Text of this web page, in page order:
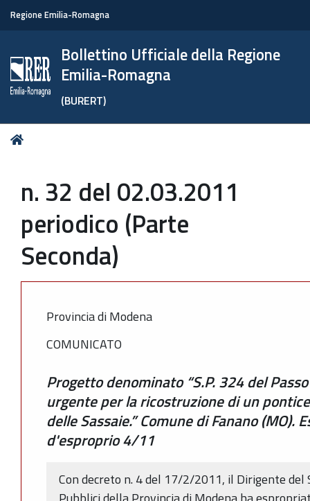
Regione Emilia-Romagna
Bollettino Ufficiale della Regione
Emilia-Romagna
(BURERT)
Tu
n. 32 del 02.03.2011
periodico (Parte
Seconda)
Provincia di Modena
COMUNICATO
Progetto denominato “S.P. 324 del
urgente per la ricostruzione di un
delle Sassaie.” Comune di Fanano (MO).
d'esproprio 4/11
Con decreto n. 4 del 17/2/2011, il Dirigente